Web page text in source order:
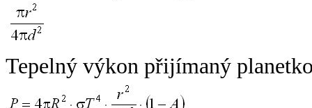
Tepelný výkon přijímaný